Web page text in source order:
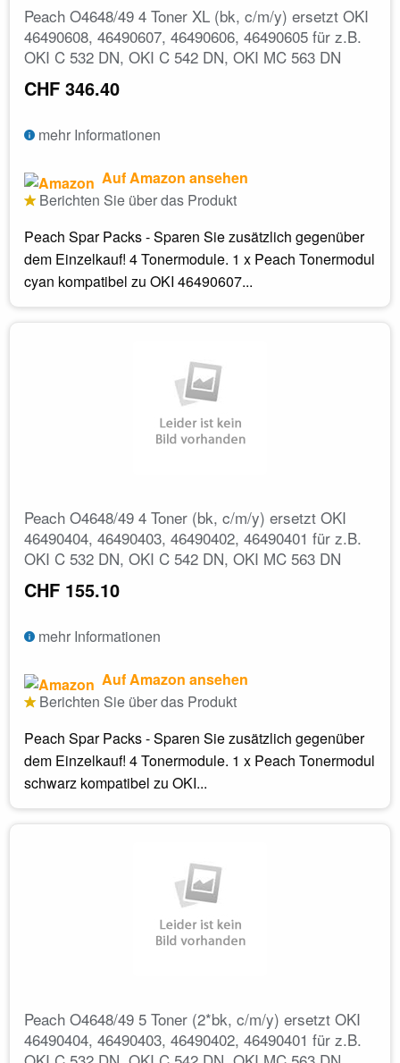
Peach O4648/49 4 Toner XL (bk, c/m/y) ersetzt OKI
46490608, 46490607, 46490606, 46490605 für z.B.
OKI C 532 DN, OKI C 542 DN, OKI MC 563 DN
CHF 346.40
mehr Informationen
Auf Amazon ansehen
Berichten Sie über das Produkt
Peach Spar Packs - Sparen Sie zusätzlich gegenüber
dem Einzelkauf! 4 Tonermodule. 1 x Peach Tonermodul
cyan kompatibel zu OKI 46490607...
Peach O4648/49 4 Toner (bk, c/m/y) ersetzt OKI
46490404, 46490403, 46490402, 46490401 für z.B.
OKI C 532 DN, OKI C 542 DN, OKI MC 563 DN
CHF 155.10
mehr Informationen
Auf Amazon ansehen
Berichten Sie über das Produkt
Peach Spar Packs - Sparen Sie zusätzlich gegenüber
dem Einzelkauf! 4 Tonermodule. 1 x Peach Tonermodul
schwarz kompatibel zu OKI...
Peach O4648/49 5 Toner (2*bk, c/m/y) ersetzt OKI
46490404, 46490403, 46490402, 46490401 für z.B.